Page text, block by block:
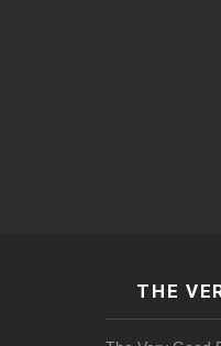
THE